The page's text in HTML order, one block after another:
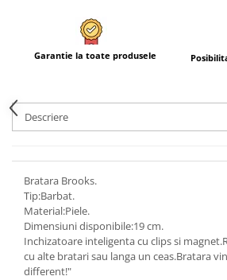
Garantie la toate produsele
Descriere
Bratara Brooks.
Tip:Barbat.
Material:Piele.
Dimensiuni disponibile:19 cm.
Inchizatoare inteligenta cu clips si
cu alte bratari sau langa un ceas.Bratara
different!"